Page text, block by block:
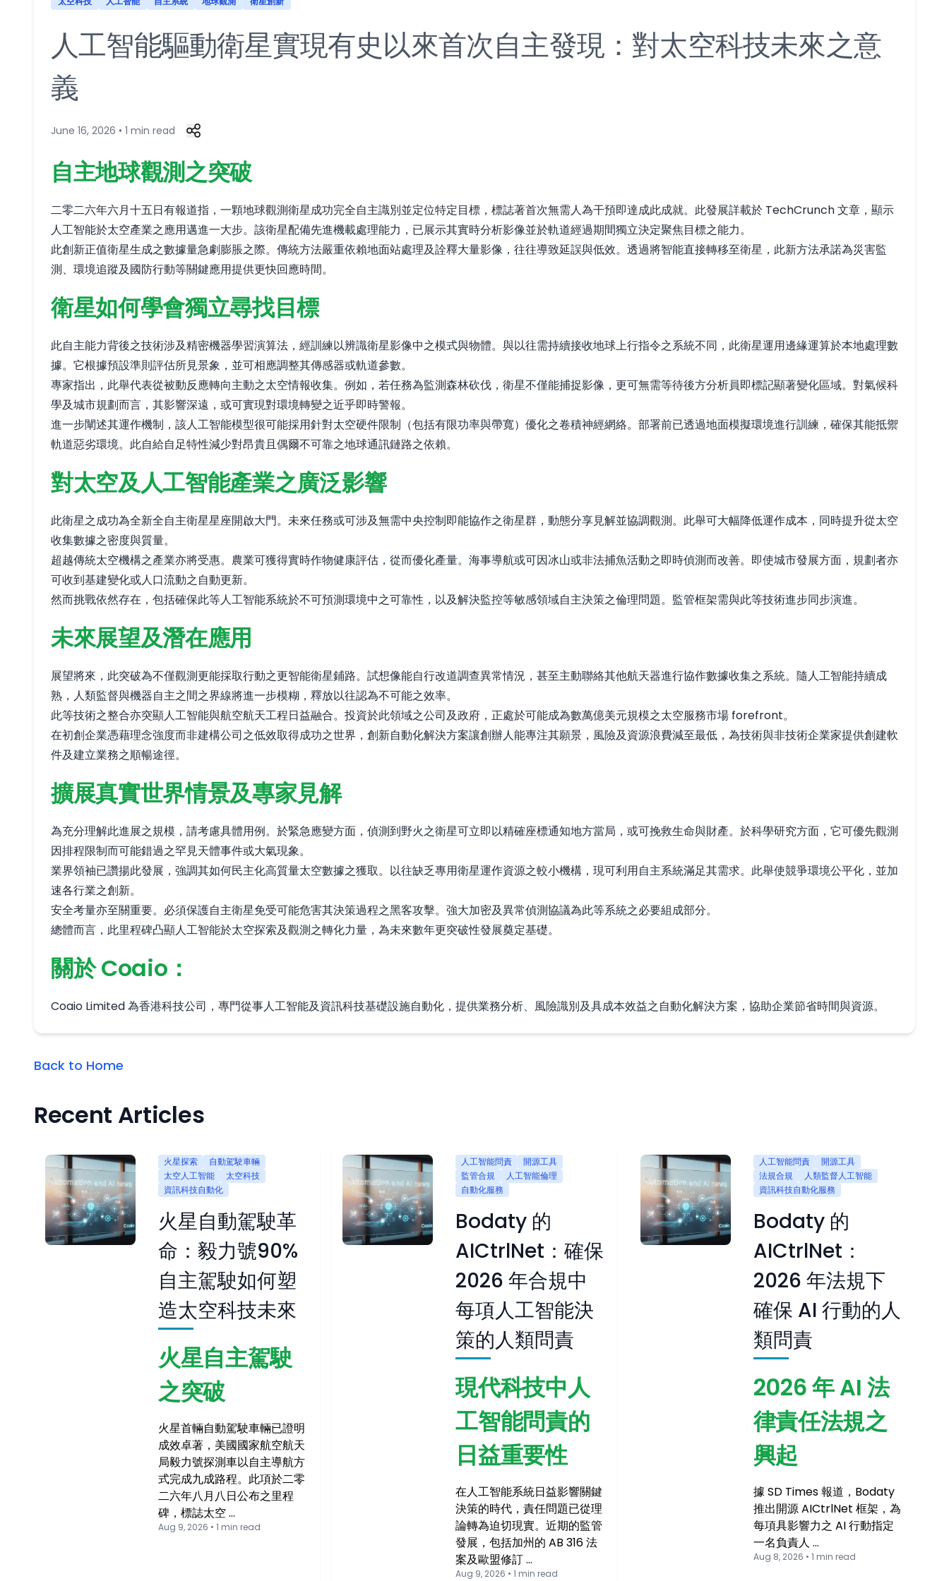
人工智能驅動衛星實現有史以來首次自主發現：對太空科技未來之意
義
June 16, 2026 • 1 min read
自主地球觀測之突破
二零二六年六月十五日有報道指，一顆地球觀測衛星成功完全自主識別並定位特定目標，標誌著首次無需人為干預即達成此成就。此發展詳載於 TechCrunch 文章，顯示
人工智能於太空產業之應用邁進一大步。該衛星配備先進機載處理能力，已展示其實時分析影像並於軌道經過期間獨立決定聚焦目標之能力。
此創新正值衛星生成之數據量急劇膨脹之際。傳統方法嚴重依賴地面站處理及詮釋大量影像，往往導致延誤與低效。透過將智能直接轉移至衛星，此新方法承諾為災害監
測、環境追蹤及國防行動等關鍵應用提供更快回應時間。
衛星如何學會獨立尋找目標
此自主能力背後之技術涉及精密機器學習演算法，經訓練以辨識衛星影像中之模式與物體。與以往需持續接收地球上行指令之系統不同，此衛星運用邊緣運算於本地處理數
據。它根據預設準則評估所見景象，並可相應調整其傳感器或軌道參數。
專家指出，此舉代表從被動反應轉向主動之太空情報收集。例如，若任務為監測森林砍伐，衛星不僅能捕捉影像，更可無需等待後方分析員即標記顯著變化區域。對氣候科
學及城市規劃而言，其影響深遠，或可實現對環境轉變之近乎即時警報。
進一步闡述其運作機制，該人工智能模型很可能採用針對太空硬件限制（包括有限功率與帶寬）優化之卷積神經網絡。部署前已透過地面模擬環境進行訓練，確保其能抵禦
軌道惡劣環境。此自給自足特性減少對昂貴且偶爾不可靠之地球通訊鏈路之依賴。
對太空及人工智能產業之廣泛影響
此衛星之成功為全新全自主衛星星座開啟大門。未來任務或可涉及無需中央控制即能協作之衛星群，動態分享見解並協調觀測。此舉可大幅降低運作成本，同時提升從太空
收集數據之密度與質量。
超越傳統太空機構之產業亦將受惠。農業可獲得實時作物健康評估，從而優化產量。海事導航或可因冰山或非法捕魚活動之即時偵測而改善。即使城市發展方面，規劃者亦
可收到基建變化或人口流動之自動更新。
然而挑戰依然存在，包括確保此等人工智能系統於不可預測環境中之可靠性，以及解決監控等敏感領域自主決策之倫理問題。監管框架需與此等技術進步同步演進。
未來展望及潛在應用
展望將來，此突破為不僅觀測更能採取行動之更智能衛星鋪路。試想像能自行改道調查異常情況，甚至主動聯絡其他航天器進行協作數據收集之系統。隨人工智能持續成
熟，人類監督與機器自主之間之界線將進一步模糊，釋放以往認為不可能之效率。
此等技術之整合亦突顯人工智能與航空航天工程日益融合。投資於此領域之公司及政府，正處於可能成為數萬億美元規模之太空服務市場 forefront。
在初創企業憑藉理念強度而非建構公司之低效取得成功之世界，創新自動化解決方案讓創辦人能專注其願景，風險及資源浪費減至最低，為技術與非技術企業家提供創建軟
件及建立業務之順暢途徑。
擴展真實世界情景及專家見解
為充分理解此進展之規模，請考慮具體用例。於緊急應變方面，偵測到野火之衛星可立即以精確座標通知地方當局，或可挽救生命與財產。於科學研究方面，它可優先觀測
因排程限制而可能錯過之罕見天體事件或大氣現象。
業界領袖已讚揚此發展，強調其如何民主化高質量太空數據之獲取。以往缺乏專用衛星運作資源之較小機構，現可利用自主系統滿足其需求。此舉使競爭環境公平化，並加
速各行業之創新。
安全考量亦至關重要。必須保護自主衛星免受可能危害其決策過程之黑客攻擊。強大加密及異常偵測協議為此等系統之必要組成部分。
總體而言，此里程碑凸顯人工智能於太空探索及觀測之轉化力量，為未來數年更突破性發展奠定基礎。
關於 Coaio：
Coaio Limited 為香港科技公司，專門從事人工智能及資訊科技基礎設施自動化，提供業務分析、風險識別及具成本效益之自動化解決方案，協助企業節省時間與資源。
Back to Home
Recent Articles
火星探索
自動駕駛車輛
太空人工智能
太空科技
資訊科技自動化
火星自動駕駛革
命：毅力號90%
自主駕駛如何塑
造太空科技未來
火星自主駕駛
之突破
火星首輛自動駕駛車輛已證明
成效卓著，美國國家航空航天
局毅力號探測車以自主導航方
式完成九成路程。此項於二零
二六年八月八日公布之里程
碑，標誌太空 …
Aug 9, 2026 • 1 min read
人工智能問責
開源工具
監管合規
人工智能倫理
自動化服務
Bodaty 的
AICtrlNet：確保
2026 年合規中
每項人工智能決
策的人類問責
現代科技中人
工智能問責的
日益重要性
在人工智能系統日益影響關鍵
決策的時代，責任問題已從理
論轉為迫切現實。近期的監管
發展，包括加州的 AB 316 法
案及歐盟修訂 …
Aug 9, 2026 • 1 min read
人工智能問責
開源工具
法規合規
人類監督人工智能
資訊科技自動化服務
Bodaty 的
AICtrlNet：
2026 年法規下
確保 AI 行動的人
類問責
2026 年 AI 法
律責任法規之
興起
據 SD Times 報道，Bodaty
推出開源 AICtrlNet 框架，為
每項具影響力之 AI 行動指定
一名負責人 …
Aug 8, 2026 • 1 min read